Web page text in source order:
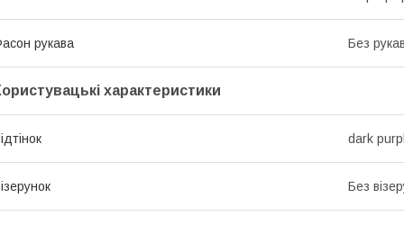
рукава Без
характеристики
dark
Без